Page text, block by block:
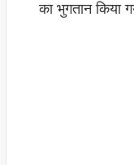
का भुगतान किया